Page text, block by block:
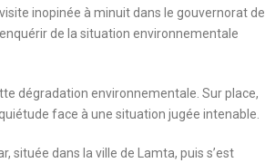
inopinée à minuit dans le gouvernorat de
de la situation environnementale
dégradation environnementale. Sur place,
face à une situation jugée intenable.
située dans la ville de Lamta, puis s’est